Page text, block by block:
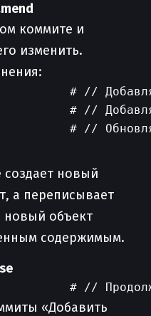
коммите и
изменить.
# //
# //
новый
а переписывает
новый объект
содержимым.
«Добавить